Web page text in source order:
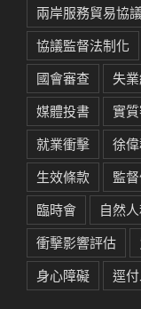
兩岸服務貿易協
協議監督法制化
國會審查
失
媒體投書
實
就業衝擊
徐
生效條款
監
臨時會
自然
衝擊影響評估
身心障礙
逕